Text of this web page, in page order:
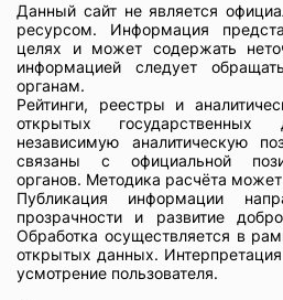
Данный сайт не является
ресурсом. Информация
целях и может содержать
информацией следует
органам.
Рейтинги, реестры и
открытых
независимую аналитическую
связаны с официальной
органов. Методика расчёта может
Публикация информации
прозрачности и развитие
Обработка осуществляется в
открытых данных. Интерпретация
усмотрение пользователя.